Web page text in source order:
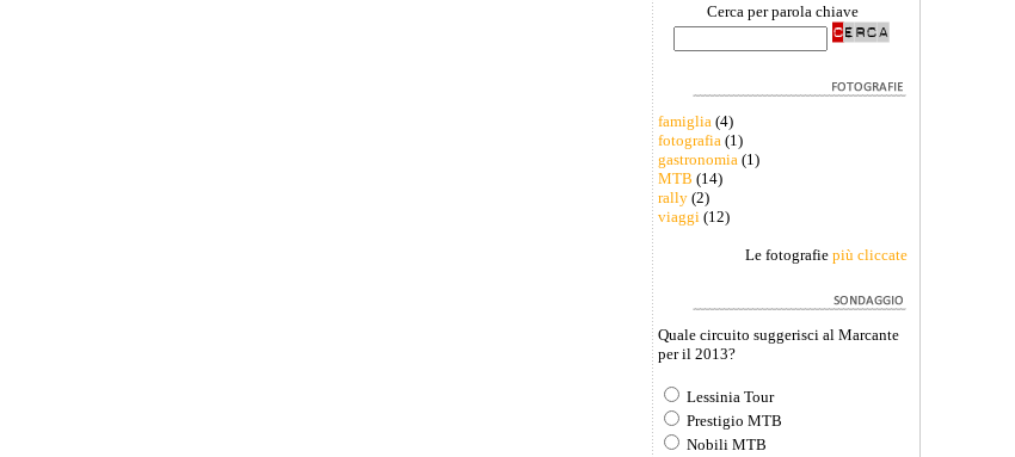
Cerca per parola chiave
famiglia (4)
fotografia (1)
gastronomia (1)
MTB (14)
rally(2)
viaggi (12)
Le fotografie più cliccate
Quale circuito suggerisci al Marcante
per il 2013?
Lessinia Tour
Prestigio MTB
Nobili MTB